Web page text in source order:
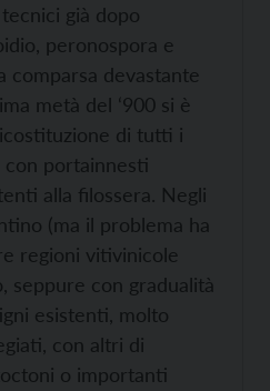
già dopo
peronospora e
comparsa devastante
metà del ‘900 si è
di tutti i
portainnesti
alla filossera. Negli
(ma il problema ha
regioni vitivinicole
seppure con gradualità
esistenti, molto
con altri di
o importanti